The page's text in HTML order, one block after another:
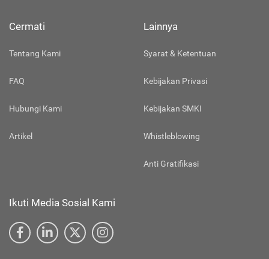
Cermati
Tentang Kami
FAQ
Hubungi Kami
Artikel
Lainnya
Syarat & Ketentuan
Kebijakan Privasi
Kebijakan SMKI
Whistleblowing
Anti Gratifikasi
Ikuti Media Sosial Kami